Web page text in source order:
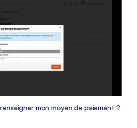
mon moyen de paiement ?